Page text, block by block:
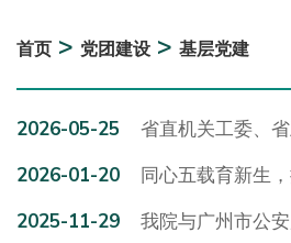
首页 > 党团建设 > 基层党建
2026-05-25
省直机关工委、省卫生健康委领
2026-01-20
同心五载育新生
2025-11-29
我院与广州市公安局